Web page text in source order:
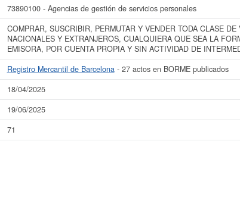
73890100 - Agencias de gestión de servicios personales
COMPRAR, SUSCRIBIR, PERMUTAR Y VENDER TODA CLASE
NACIONALES Y EXTRANJEROS, CUALQUIERA QUE SEA LA
EMISORA, POR CUENTA PROPIA Y SIN ACTIVIDAD DE
Registro Mercantil de Barcelona- 27 actos en BORME publicados
18/04/2025
19/06/2025
71